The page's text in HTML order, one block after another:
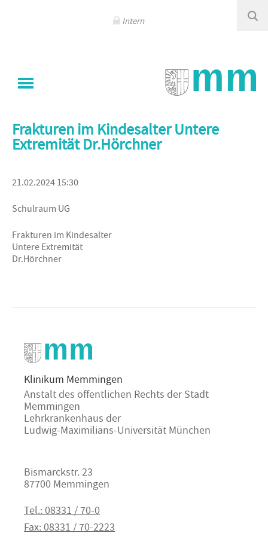
Intern
Frakturen im Kindesalter Untere
Extremität Dr.Hörchner
21.02.2024 15:30
Schulraum UG
Frakturen im Kindesalter
Untere Extremität
Dr.Hörchner
Klinikum Memmingen
Anstalt des öffentlichen Rechts der Stadt
Memmingen
Lehrkrankenhaus der
Ludwig-Maximilians-Universität München
Bismarckstr. 23
87700 Memmingen
Tel.: 08331 / 70-0
Fax: 08331 / 70-2223